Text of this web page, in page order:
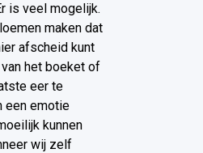
is veel mogelijk.
maken dat
afscheid kunt
het boeket of
eer te
een emotie
kunnen
wij zelf